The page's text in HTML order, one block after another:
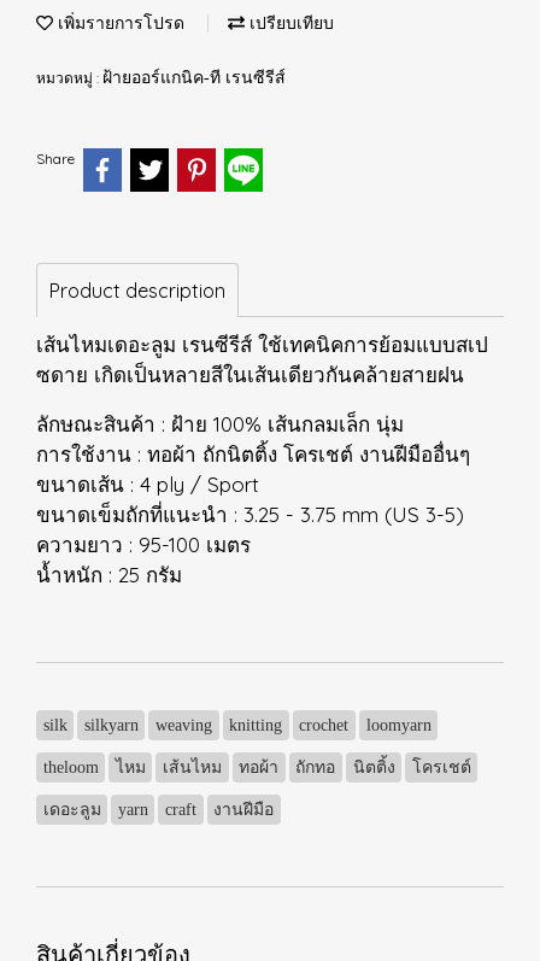
เพิ่มรายการโปรด เปรียบเทียบ
หมวดหมู่ : ฝ้ายออร์แกนิค-ที เรนซีรีส์
Share
Product description
เส้นไหมเดอะลูม เรนซีรีส์ ใช้เทคนิคการย้อมแบบสเป
ซดาย เกิดเป็นหลายสีในเส้นเดียวกันคล้ายสายฝน
ลักษณะสินค้า : ฝ้าย 100% เส้นกลมเล็ก นุ่ม
การใช้งาน : ทอผ้า ถักนิตติ้ง โครเชต์ งานฝีมืออื่นๆ
ขนาดเส้น : 4 ply / Sport
ขนาดเข็มถักที่แนะนำ : 3.25 - 3.75 mm (US 3-5)
ความยาว : 95-100 เมตร
น้ำหนัก : 25 กรัม
silk silkyarn weaving knitting crochet loomyarn
theloom ไหม เส้นไหม ทอผ้า ถักทอ นิตติ้ง โครเชต์
เดอะลูม yarn craft งานฝีมือ
สินค้าเกี่ยวข้อง